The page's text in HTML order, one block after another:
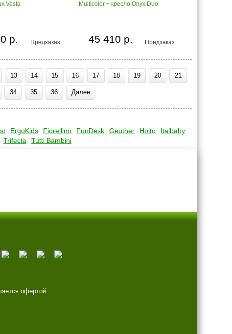
Vesta
Предзаказ
р.
Multicolor + кресло Onyx Duo
Предзаказ
45 410 р.
13 14 15 16 17 18 19 20 21
34 35 36 Далее
ErgoKids Fiorellino FunDesk Geuther Holto
Italbaby
Trifecta Tutti Bambini
офертой.